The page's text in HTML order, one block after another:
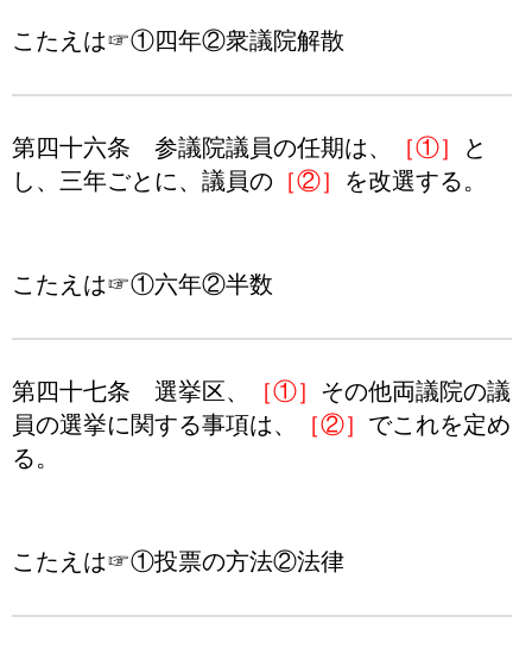
こたえは☞①四年②衆議院解散
第四十六条 参議院議員の任期は、 ［①］
と
し、三年ごとに、議員の ［②］ を改選する。
こたえは☞①六年②半数
第四十七条 選挙区、 ［①］ その他両議院の議
員の選挙に関する事項は、
［②］ でこれを定め
る。
こたえは☞①投票の方法②法律